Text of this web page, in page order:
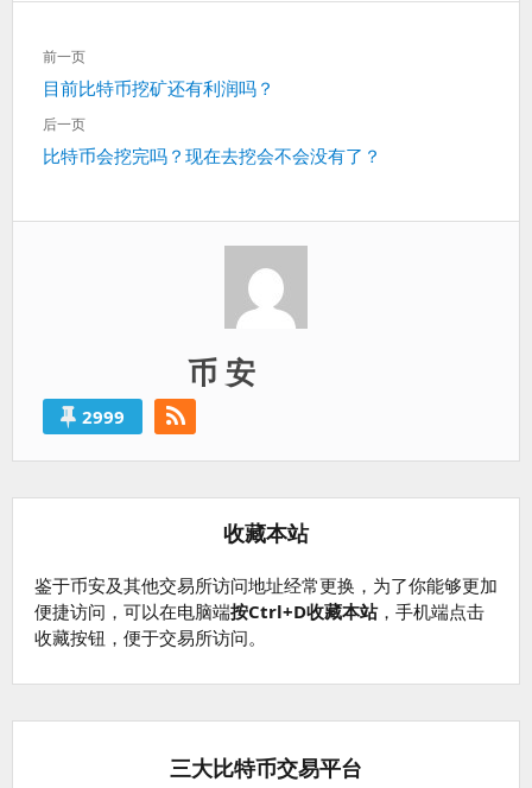
文
章
导
航
前一页
上
一
目前比特币挖矿还有利润吗？
后一页
下
比特币会挖完吗？现在去挖会不会没有了？
币 安
2999
收藏本站
鉴于币安及其他交易所访问地址经常更换，为了你能够更加
便捷访问，可以在电脑端按Ctrl+D收藏本站，手机端点击
收藏按钮，便于交易所访问。
三大比特币交易平台